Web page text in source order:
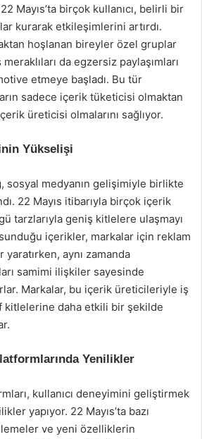
Mayıs’ta birçok kullanıcı, belirli bir
kurarak etkileşimlerini artırdı.
hoşlanan bireyler özel gruplar
da egzersiz paylaşımları
etmeye başladı. Bu tür
sadece içerik tüketicisi olmaktan
üreticisi olmalarını sağlıyor.
Yükselişi
sosyal medyanın gelişimiyle birlikte
22 Mayıs itibarıyla birçok içerik
tarzlarıyla geniş kitlelere ulaşmayı
içerikler, markalar için reklam
yaratırken, aynı zamanda
samimi ilişkiler sayesinde
Markalar, bu içerik üreticileriyle iş
kitlelerine daha etkili bir şekilde
Yenilikler
kullanıcı deneyimini geliştirmek
yapıyor. 22 Mayıs’ta bazı
ve yeni özelliklerin